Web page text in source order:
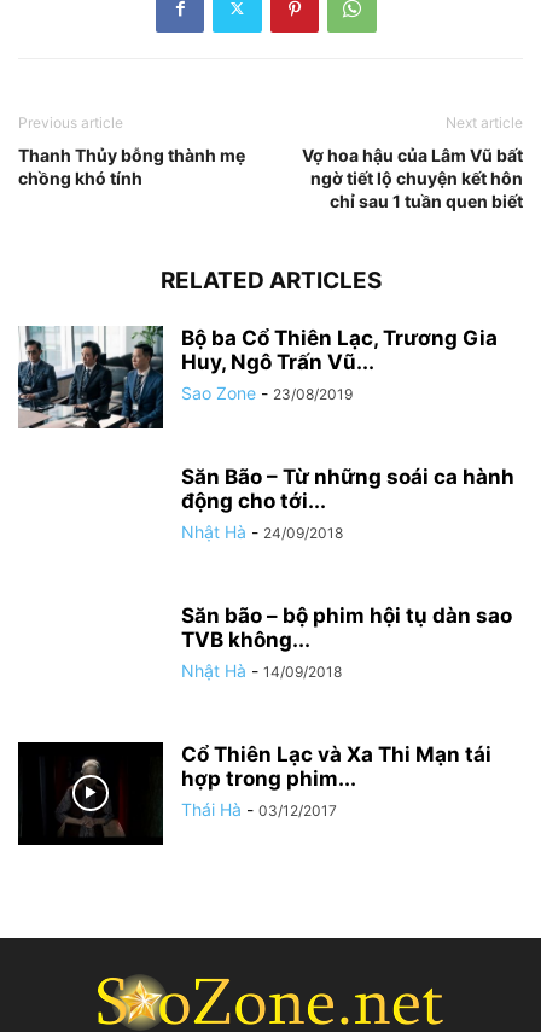
Previous article
Thanh Thủy bỗng thành mẹ
chồng khó tính
Next article
Vợ hoa hậu của Lâm Vũ bất
ngờ tiết lộ chuyện kết hôn
chỉ sau 1 tuần quen biết
RELATED ARTICLES
Bộ ba Cổ Thiên Lạc, Trương Gia
Huy, Ngô Trấn Vũ...
Sao Zone - 23/08/2019
Săn Bão – Từ những soái ca hành
động cho tới...
Nhật Hà - 24/09/2018
Săn bão – bộ phim hội tụ dàn sao
TVB không...
Nhật Hà - 14/09/2018
Cổ Thiên Lạc và Xa Thi Mạn tái
hợp trong phim...
Thái Hà - 03/12/2017